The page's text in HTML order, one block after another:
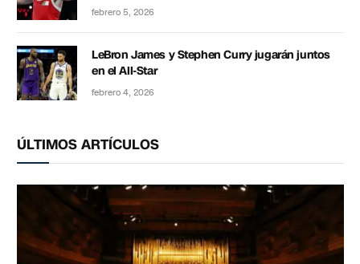
febrero 5, 2026
LeBron James y Stephen Curry jugarán juntos
en el All-Star
febrero 4, 2026
ÚLTIMOS ARTÍCULOS